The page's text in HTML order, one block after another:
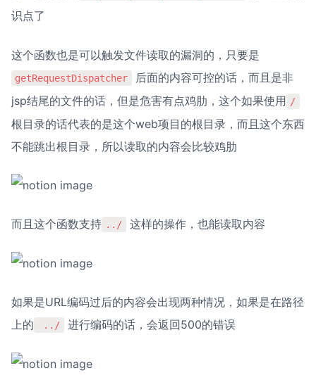
识点了
这个函数也是可以触发文件读取的漏洞的，只要是
getRequestDispatcher
后面的内容可控的话，而且是非
jsp结尾的文件的话，但是危害有点鸡肋，这个如果使用 /
根目录的话代表的是这个web项目的根目录，而且这个东西
不能跳出根目录，所以读取的内容会比较鸡肋
而且这个函数支持 ../ 这样的操作，也能读取内容
如果是URL编码过后的内容会出现两种情况，如果是在路径
上的
../ 进行编码的话，会返回500的错误